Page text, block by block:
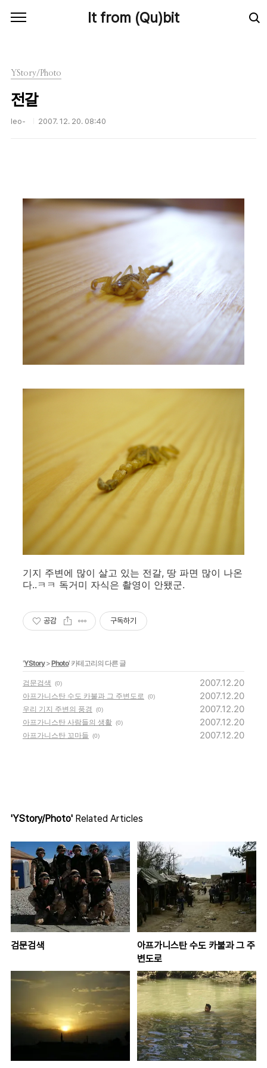
It from (Qu)bit
YStory/Photo
전갈
leo- 2007. 12. 20. 08:40
기지 주변에 많이 살고 있는 전갈, 땅 파면 많이 나온
다..ㅋㅋ 독거미 자식은 촬영이 안됐군.
공감 구독하기
'YStory>Photo' 카테고리의 다른 글
검문검색 (0) 2007.12.20
아프가니스탄 수도 카불과 그 주변도로 (0) 2007.12.20
우리 기지 주변의 풍경 (0) 2007.12.20
아프가니스탄 사람들의 생활 (0) 2007.12.20
아프가니스탄 꼬마들 (0) 2007.12.20
'YStory/Photo' Related Articles
검문검색
아프가니스탄 수도 카불과 그 주
변도로